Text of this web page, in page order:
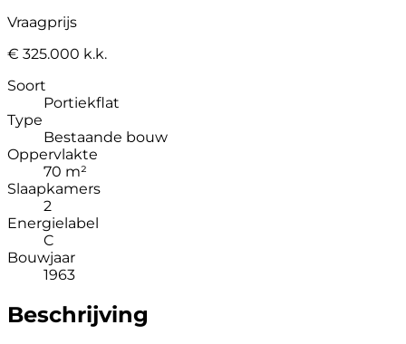
Vraagprijs
€ 325.000 k.k.
Soort
Portiekflat
Type
Bestaande bouw
Oppervlakte
70 m²
Slaapkamers
2
Energielabel
C
Bouwjaar
1963
Beschrijving